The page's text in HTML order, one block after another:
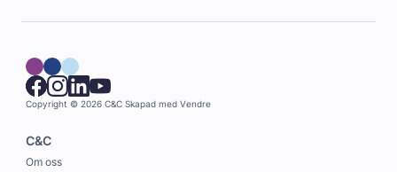
Copyright © 2026 C&C Skapad med Vendre
C&C
Om oss